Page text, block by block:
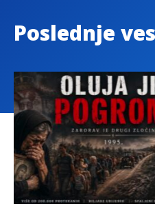
Poslednje